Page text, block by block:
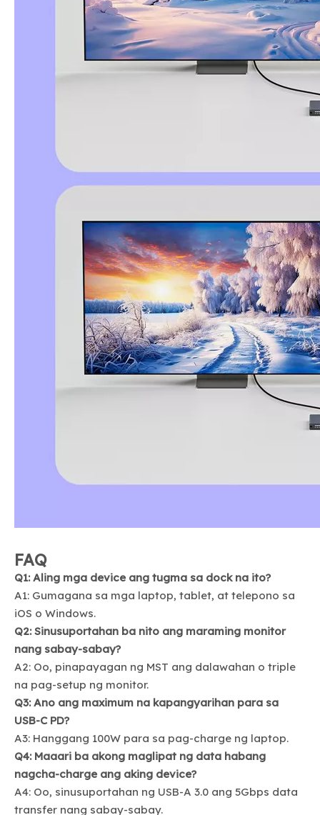
FAQ
Q1: Aling mga device ang tugma sa dock na ito?
A1: Gumagana sa mga laptop, tablet, at telepono sa
iOS o Windows.
Q2: Sinusuportahan ba nito ang maraming monitor
nang sabay-sabay?
A2: Oo, pinapayagan ng MST ang dalawahan o triple
na pag-setup ng monitor.
Q3: Ano ang maximum na kapangyarihan para sa
USB-C PD?
A3: Hanggang 100W para sa pag-charge ng laptop.
Q4: Maaari ba akong maglipat ng data habang
nagcha-charge ang aking device?
A4: Oo, sinusuportahan ng USB-A 3.0 ang 5Gbps data
transfer nang sabay-sabay.